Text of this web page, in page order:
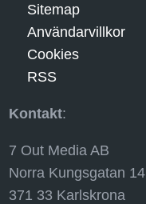
Sitemap
Användarvillkor
Cookies
RSS
Kontakt:
7 Out Media AB
Norra Kungsgatan 14
371 33 Karlskrona